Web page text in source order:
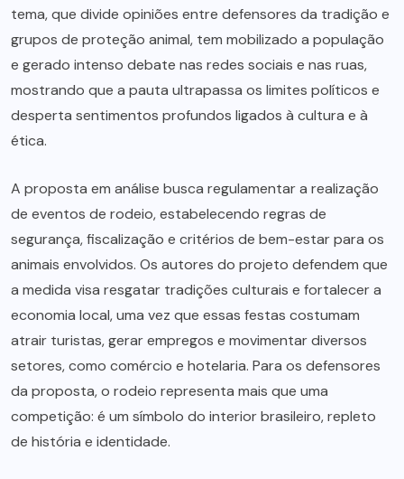
tema, que divide opiniões entre defensores da tradição e
grupos de proteção animal, tem mobilizado a população
e gerado intenso debate nas redes sociais e nas ruas,
mostrando que a pauta ultrapassa os limites políticos e
desperta sentimentos profundos ligados à cultura e à
ética.
A proposta em análise busca regulamentar a realização
de eventos de rodeio, estabelecendo regras de
segurança, fiscalização e critérios de bem-estar para os
animais envolvidos. Os autores do projeto defendem que
a medida visa resgatar tradições culturais e fortalecer a
economia local, uma vez que essas festas costumam
atrair turistas, gerar empregos e movimentar diversos
setores, como comércio e hotelaria. Para os defensores
da proposta, o rodeio representa mais que uma
competição: é um símbolo do interior brasileiro, repleto
de história e identidade.